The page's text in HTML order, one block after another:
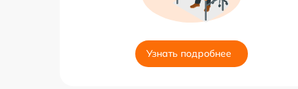
Узнать подробнее